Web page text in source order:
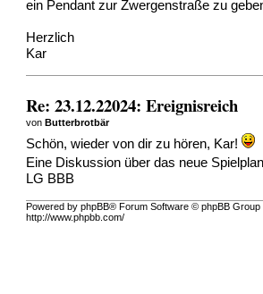
ein Pendant zur Zwergenstraße zu
Herzlich
Kar
Re: 23.12.22024: Ereignisreich
vonButterbrotbär
Schön, wieder von dir zu hören, Kar!
Eine Diskussion über das neue
LG BBB
Powered by phpBB® Forum Software © phpBB Group
http://www.phpbb.com/